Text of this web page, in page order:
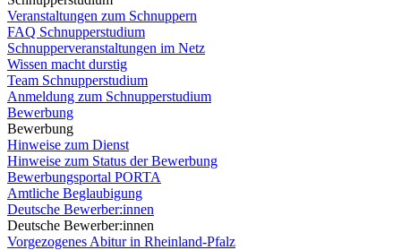
Veranstaltungen zum Schnuppern
FAQ Schnupperstudium
Schnupperveranstaltungen im Netz
Wissen macht durstig
Team Schnupperstudium
Anmeldung zum Schnupperstudium
Bewerbung
Bewerbung
Hinweise zum Dienst
Hinweise zum Status der Bewerbung
Bewerbungsportal PORTA
Amtliche Beglaubigung
Deutsche Bewerber:innen
Deutsche Bewerber:innen
Vorgezogenes Abitur in Rheinland-Pfalz